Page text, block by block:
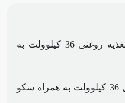
، خرید ترانسفورماتور تغذیه روغنی 36 کیلوولت به
خرید ترانسفورماتور تغذیه روغنی 36 کیلوولت به همراه سکو